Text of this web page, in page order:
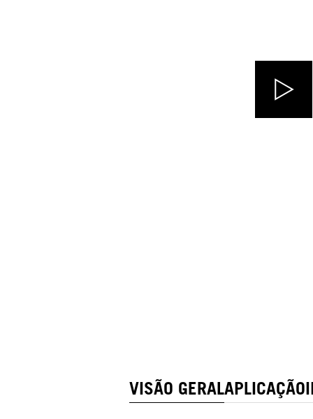
VISÃO GERALAPLICAÇÃO